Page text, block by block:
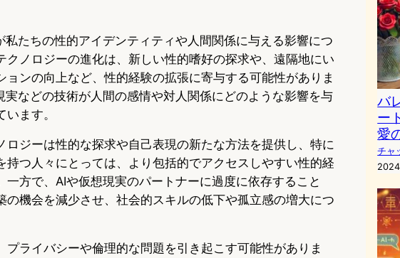
私たちの性的アイデンティティや人間関係に与える影響につ
クノロジーの進化は、新しい性的嗜好の探求や、遠隔地にい
ョンの向上など、性的経験の拡張に寄与する可能性がありま
などの技術が人間の感情や対人関係にどのような影響を与
ます。
ロジーは性的な探求や自己表現の新たな方法を提供し、特に
持つ人々にとっては、より包括的でアクセスしやすい性的経
方で、AIや仮想現実のパートナーに過度に依存すること
の機会を減少させ、社会的スキルの低下や孤立感の増大につ
プライバシーや倫理的な問題を引き起こす可能性がありま
バ
ー
愛
チャ